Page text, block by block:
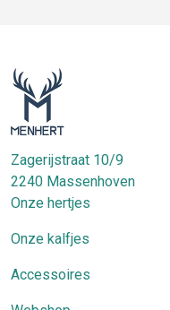
Zagerijstraat 10/9
2240 Massenhoven
Onze hertjes
Onze kalfjes
Accessoires